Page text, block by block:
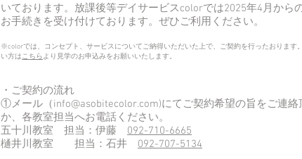
いております。放課後等デイサービスcolorでは2025年4月から
お手続きを受け付けております。ぜひご利用ください。
※colorでは、コンセプト、サービスについてご納得いただいた上で、ご契約を行ったおります
い方はこちらより見学のお申込みをお願いいたします。
・ご契約の流れ
①メール（info@asobitecolor.com)にてご契約希望の旨をご連絡
か、各教室担当へお電話ください。
五十川教室 担当：伊藤 092-710-6665
樋井川教室 担当：石井 092-707-5134